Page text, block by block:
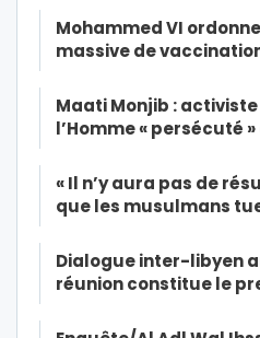
Mohammed VI
massive de
Maati Monjib :
l’Homme « persécuté
« Il n’y aura pas de
que les musulmans
Dialogue inter-libyen
réunion constitue le